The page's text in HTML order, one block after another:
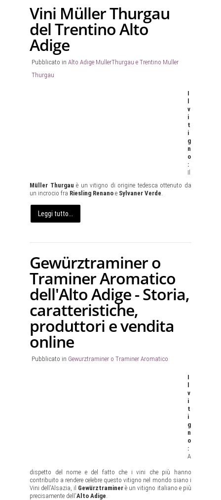
Vini Müller Thurgau
del Trentino Alto
Adige
Pubblicato in Alto Adige MullerThurgau e Trentino Muller
Thurgau
I
l
v
i
t
i
g
n
o
:
Il
Müller Thurgau è un vitigno di origine tedesca ottenuto da
un incrocio fra Riesling Renano e Sylvaner Verde.
Leggi tutto...
Gewürztraminer o
Traminer Aromatico
dell'Alto Adige - Storia,
caratteristiche,
produttori e vendita
online
Pubblicato in Gewurztraminer o Traminer Aromatico
I
v
i
t
i
g
n
o
:
A
dispetto del nome e del fatto che i vini che più hanno
contribuito a rendere celebre questo vitigno nel mondo siano i
Vini dell'Alsazia, il Gewürztraminer è un vitigno italiano e più
precisamente dell'Alto Adige.